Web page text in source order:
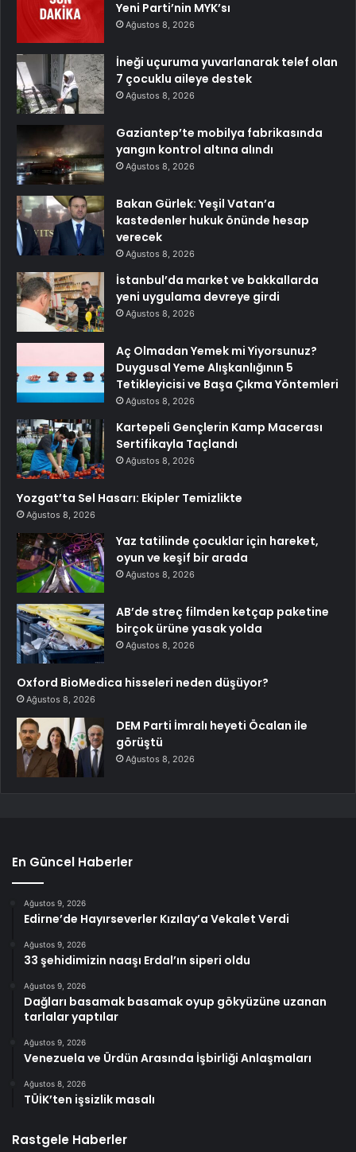
Yeni Parti’nin MYK’sı
Ağustos 8, 2026
İneği uçuruma yuvarlanarak telef olan
7 çocuklu aileye destek
Ağustos 8, 2026
Gaziantep’te mobilya fabrikasında
yangın kontrol altına alındı
Ağustos 8, 2026
Bakan Gürlek: Yeşil Vatan’a
kastedenler hukuk önünde hesap
verecek
Ağustos 8, 2026
İstanbul’da market ve bakkallarda
yeni uygulama devreye girdi
Ağustos 8, 2026
Aç Olmadan Yemek mi Yiyorsunuz?
Duygusal Yeme Alışkanlığının 5
Tetikleyicisi ve Başa Çıkma Yöntemleri
Ağustos 8, 2026
Kartepeli Gençlerin Kamp Macerası
Sertifikayla Taçlandı
Ağustos 8, 2026
Yozgat’ta Sel Hasarı: Ekipler Temizlikte
Ağustos 8, 2026
Yaz tatilinde çocuklar için hareket,
oyun ve keşif bir arada
Ağustos 8, 2026
AB’de streç filmden ketçap paketine
birçok ürüne yasak yolda
Ağustos 8, 2026
Oxford BioMedica hisseleri neden düşüyor?
Ağustos 8, 2026
DEM Parti İmralı heyeti Öcalan ile
görüştü
Ağustos 8, 2026
En Güncel Haberler
Ağustos 9, 2026
Edirne’de Hayırseverler Kızılay’a Vekalet Verdi
Ağustos 9, 2026
33 şehidimizin naaşı Erdal’ın siperi oldu
Ağustos 9, 2026
Dağları basamak basamak oyup gökyüzüne uzanan
tarlalar yaptılar
Ağustos 9, 2026
Venezuela ve Ürdün Arasında İşbirliği Anlaşmaları
Ağustos 8, 2026
TÜİK’ten işsizlik masalı
Rastgele Haberler